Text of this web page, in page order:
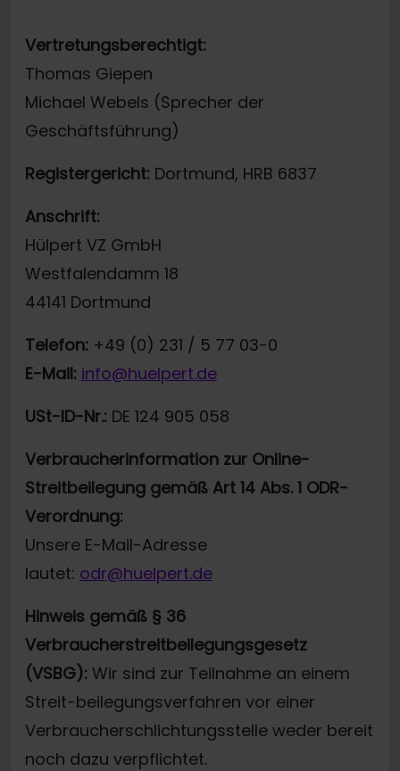
Vertretungsberechtigt:
Thomas Giepen
Michael Webels (Sprecher der
Geschäftsführung)
Registergericht: Dortmund, HRB 6837
Anschrift:
Hülpert VZ GmbH
Westfalendamm 18
44141 Dortmund
Telefon: +49 (0) 231 / 5 77 03-0
E-Mail: info@huelpert.de
USt-ID-Nr.: DE 124 905 058
Verbraucherinformation zur Online-
Streitbeilegung gemäß Art 14 Abs. 1 ODR-
Verordnung:
Unsere E-Mail-Adresse
lautet: odr@huelpert.de
Hinweis gemäß § 36
Verbraucherstreitbeilegungsgesetz
(VSBG): Wir sind zur Teilnahme an einem
Streit-beilegungsverfahren vor einer
Verbraucherschlichtungsstelle weder bereit
noch dazu verpflichtet.